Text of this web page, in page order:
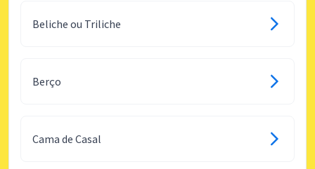
Beliche ou Triliche
Berço
Cama de Casal